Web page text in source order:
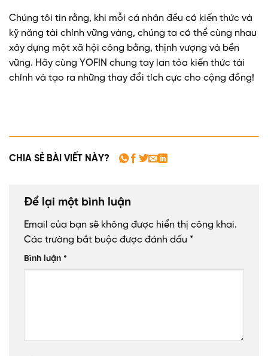
Chúng tôi tin rằng, khi mỗi cá nhân đều có kiến thức và
kỹ năng tài chính vững vàng, chúng ta có thể cùng nhau
xây dựng một xã hội công bằng, thịnh vượng và bền
vững. Hãy cùng YOFIN chung tay lan tỏa kiến thức tài
chính và tạo ra những thay đổi tích cực cho cộng đồng!
CHIA SẺ BÀI VIẾT NÀY?
Để lại một bình luận
Email của bạn sẽ không được hiển thị công khai.
Các trường bắt buộc được đánh dấu *
Bình luận *